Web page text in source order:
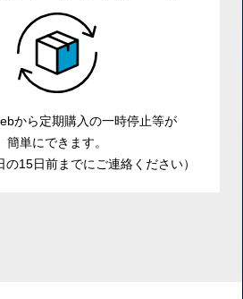
から定期購入の一時停止等が
簡単にできます。
の15日前までにご連絡ください）